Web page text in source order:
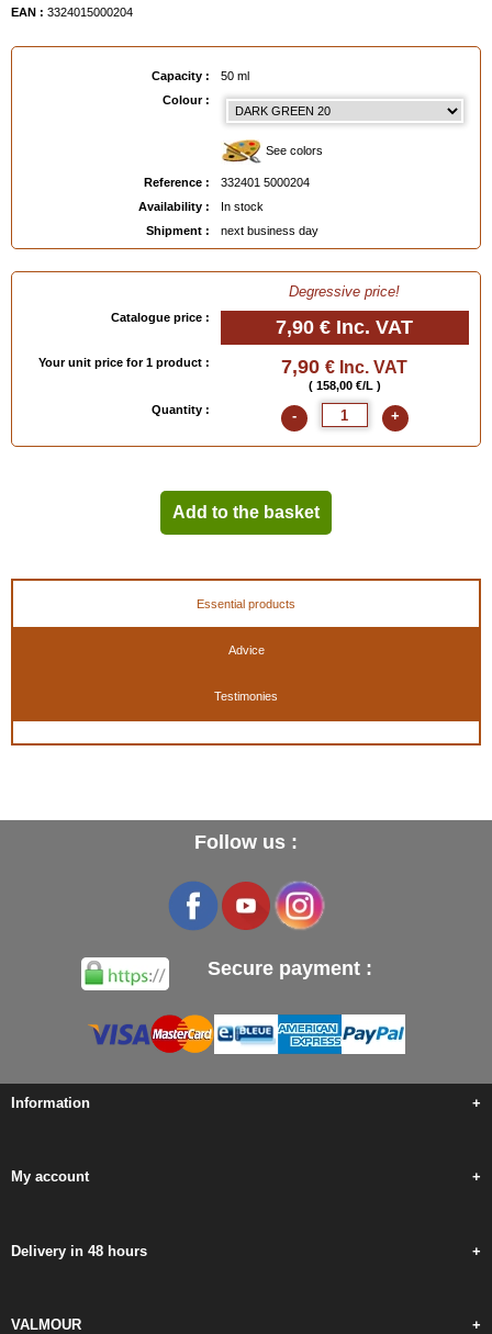
EAN : 3324015000204
Capacity :
50 ml
Colour :
See colors
Reference :
332401 5000204
Availability :
In stock
Shipment :
next business day
Degressive price!
Catalogue price : 7,90 € Inc. VAT
Your unit price for 1 product : 7,90 € Inc. VAT
( 158,00 €/L )
Quantity :
- +
Add to the basket
Essential products
Advice
Testimonies
Follow us :
Secure payment :
Information +
My account +
Delivery in 48 hours +
VALMOUR +